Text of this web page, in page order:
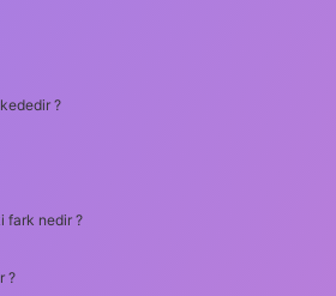
?
fark nedir ?
?